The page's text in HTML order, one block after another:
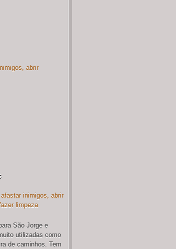
abrir
inimigos, abrir
limpeza
São Jorge e
utilizadas como
de caminhos. Tem